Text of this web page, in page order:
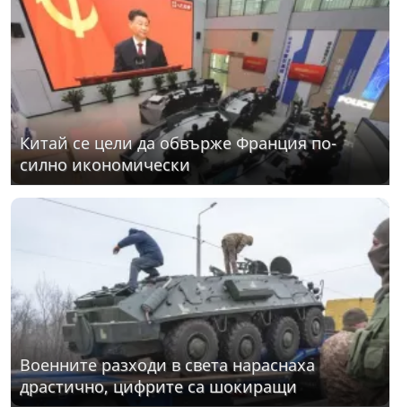
Китай се цели да обвърже Франция по-
силно икономически
Военните разходи в света нараснаха
драстично, цифрите са шокиращи